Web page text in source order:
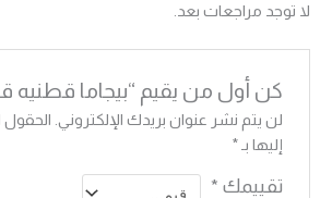
لا توجد مراجعات بعد.
كن أول من يقيم “بيجاما قطنيه
لن يتم نشر عنوان بريدك الإلكتروني. الحقول
إليها بـ*
تقييمك *